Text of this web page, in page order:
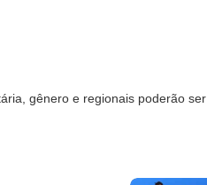
gênero e regionais poderão ser